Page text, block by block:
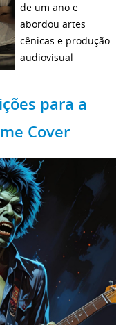
de um ano e
abordou artes
cênicas e produção
audiovisual
para a
Cover